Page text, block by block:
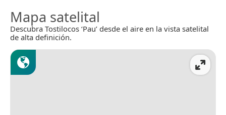
Mapa satelital
Descubra Tostilocos ‘Pau’ desde el aire en la vista satelital
de alta definición.